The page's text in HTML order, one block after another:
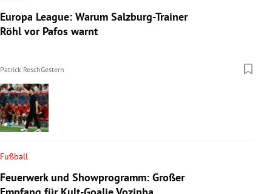
Europa League: Warum Salzburg-Trainer
Röhl vor Pafos warnt
Patrick ReschGestern
Fußball
Feuerwerk und Showprogramm: Großer